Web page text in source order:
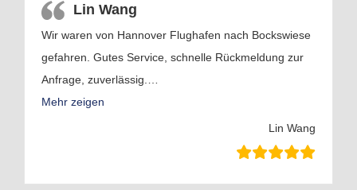
Lin Wang
Wir waren von Hannover Flughafen nach Bockswiese
gefahren. Gutes Service, schnelle Rückmeldung zur
Anfrage, zuverlässig.
Mehr zeigen
Lin Wang